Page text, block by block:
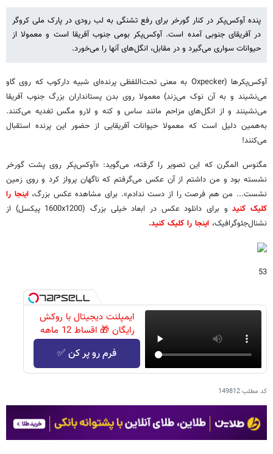
پنده آوکس‌پکر در کنار گورخر برای رفع تشنگی به لب رودی در پارک ملی کروگر
در آفریقای جنوبی آمده است. آوکس‌پکر بومی جنوب آفریقا است و معمولا از
حیوانات سواری می‌گیرد و در مقابل، انگل‌های آنها را می‌خورد.
آوکس‌پکرها (Oxpecker به معنی تحت‌اللفظی پرنده‌ای شبیه دارکوب که روی گاو
می‌نشیند و به آن نوک می‌زند) معمولا روی بدن پستانداران بزرگ جنوب آفریقا
می‌نشینند و از انگل‌های مزاحم مانند ساس و کنه و لارو مگس تغدیه می‌کنند.
به‌همین دلیل است که معمولا حیوانات آفریقایی از حضور این پرنده استقبال
می‌کنند!
مگنوس المگرن که این تصویر را گرفته، می‌گوید: «آوکس‌پکر روی پشت گورخر
نشسته بود و من داشتم از آن عکس می‌گرفتم که ناگهان پرواز کرد و روی زمین
نشست... من هم فرصت را از دست ندادم». برای مشاهده عکس بزرگ، اینجا را
کلیک کنید
و برای دانلود عکس در ابعاد خیلی بزرگ (1600x1200 پیکسل) از
نشنال‌جئوگرافیک، اینجا را کلیک کنید.
53
ایمپلنت دیجیتال با روکش
رایگان 🎁 اقساط 12 ماهه
فرم رو پر کن ✅
کد مطلب149812